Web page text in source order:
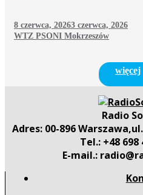
8 czerwca, 20263 czerwca, 2026
WTZ PSONI Mokrzeszów
więcej
Radio
Adres: 00-896
Tel.: +48 698
E-mail.: